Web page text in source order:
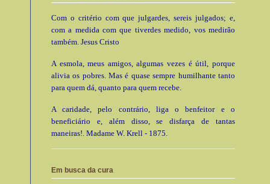
Com o critério com que julgardes, sereis julgados; e,
com a medida com que tiverdes medido, vos medirão
também. Jesus Cristo
A esmola, meus amigos, algumas vezes é útil, porque
alivia os pobres. Mas é quase sempre humilhante tanto
para quem dá, quanto para quem recebe.
A caridade, pelo contrário, liga o benfeitor e o
beneficiário e, além disso, se disfarça de tantas
maneiras!. Madame W. Krell - 1875.
Em busca da cura